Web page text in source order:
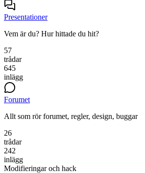
Presentationer
Vem är du? Hur hittade du hit?
57
trådar
645
inlägg
Forumet
Allt som rör forumet, regler, design, buggar
26
trådar
242
inlägg
Modifieringar och hack